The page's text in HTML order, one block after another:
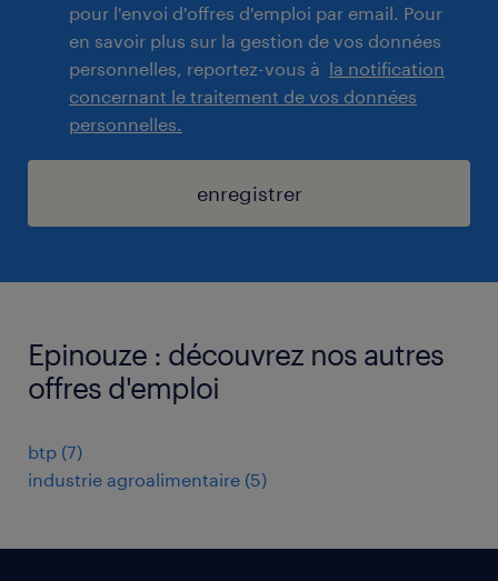
pour l'envoi d'offres d'emploi par email. Pour
en savoir plus sur la gestion de vos données
personnelles, reportez-vous à la notification
concernant le traitement de vos données
personnelles.
enregistrer
Epinouze : découvrez nos autres
offres d'emploi
btp (7)
industrie agroalimentaire (5)